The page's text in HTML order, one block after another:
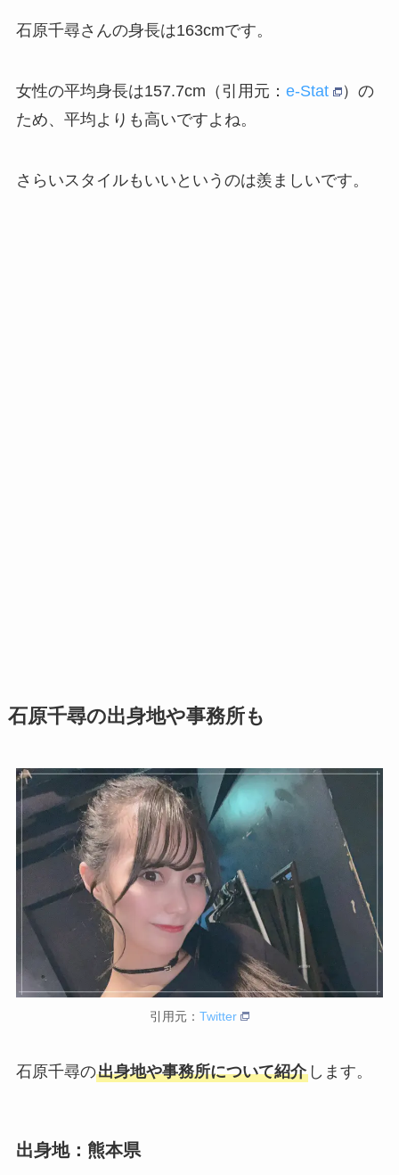
石原千尋さんの身長は163cmです。
女性の平均身長は157.7cm（引用元： e-Stat
）の
ため、平均よりも高いですよね。
さらいスタイルもいいというのは羨ましいです。
石原千尋の出身地や事務所も
引用元： Twitter
石原千尋の出身地や事務所について紹介します。
出身地： 熊本県